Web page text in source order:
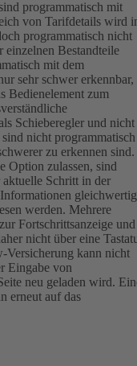
programmatisch mit
von Tarifdetails wird
programmatisch nicht
einzelnen Bestandteile
mit dem
sehr schwer erkennbar,
Bedienelement zum
Schieberegler und nicht
nicht programmatisch
zu erkennen sind.
Option zulassen, sind
aktuelle Schritt in der
gleichwertig
werden. Mehrere
Fortschrittsanzeige und
nicht über eine
kann nicht
Eingabe von
neu geladen wird.
erneut auf das